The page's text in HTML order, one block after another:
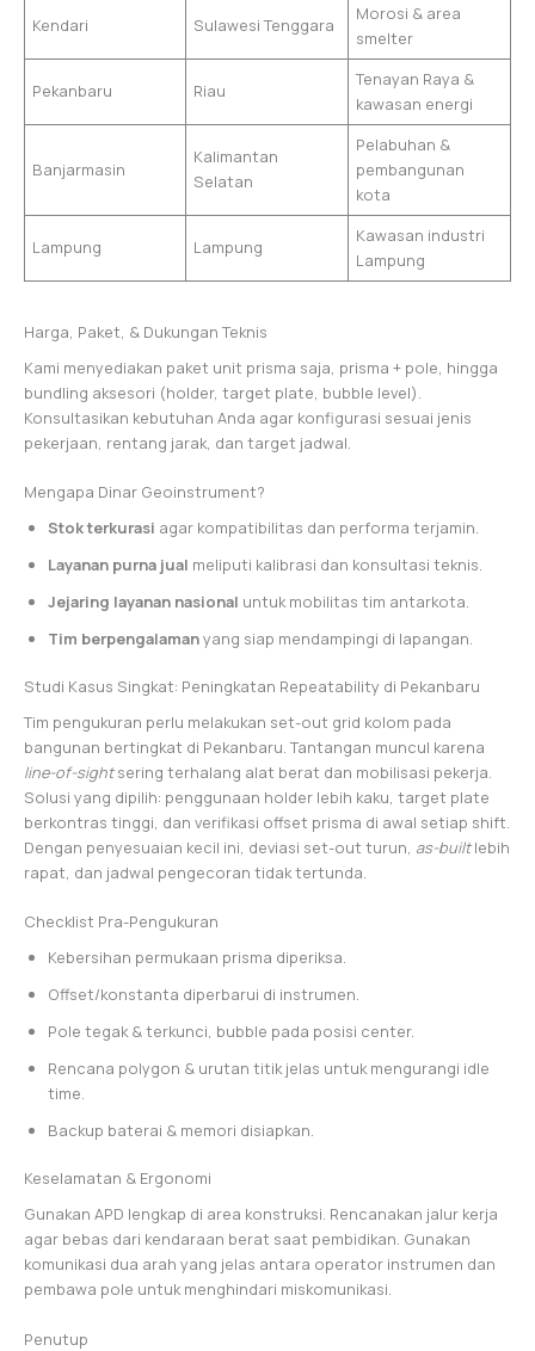
Kendari Sulawesi Tenggara
Morosi & area
smelter
Pekanbaru Riau
Tenayan Raya &
kawasan energi
Banjarmasin
Kalimantan
Selatan
Pelabuhan &
pembangunan
kota
Lampung Lampung
Kawasan industri
Lampung
Harga, Paket, & Dukungan Teknis
Kami menyediakan paket unit prisma saja, prisma + pole, hingga
bundling aksesori (holder, target plate, bubble level).
Konsultasikan kebutuhan Anda agar konfigurasi sesuai jenis
pekerjaan, rentang jarak, dan target jadwal.
Mengapa Dinar Geoinstrument?
Stok terkurasi agar kompatibilitas dan performa terjamin.
Layanan purna jual meliputi kalibrasi dan konsultasi teknis.
Jejaring layanan nasional untuk mobilitas tim antarkota.
Tim berpengalamanyang siap mendampingi di lapangan.
Studi Kasus Singkat: Peningkatan Repeatability di Pekanbaru
Tim pengukuran perlu melakukan set-out grid kolom pada
bangunan bertingkat di Pekanbaru. Tantangan muncul karena
line-of-sightsering terhalang alat berat dan mobilisasi pekerja.
Solusi yang dipilih: penggunaan holder lebih kaku, target plate
berkontras tinggi, dan verifikasi offset prisma di awal setiap shift.
Dengan penyesuaian kecil ini, deviasi set-out turun, as-builtlebih
rapat, dan jadwal pengecoran tidak tertunda.
Checklist Pra-Pengukuran
Kebersihan permukaan prisma diperiksa.
Offset/konstanta diperbarui di instrumen.
Pole tegak & terkunci, bubble pada posisi center.
Rencana polygon & urutan titik jelas untuk mengurangi idle
time.
Backup baterai & memori disiapkan.
Keselamatan & Ergonomi
Gunakan APD lengkap di area konstruksi. Rencanakan jalur kerja
agar bebas dari kendaraan berat saat pembidikan. Gunakan
komunikasi dua arah yang jelas antara operator instrumen dan
pembawa pole untuk menghindari miskomunikasi.
Penutup